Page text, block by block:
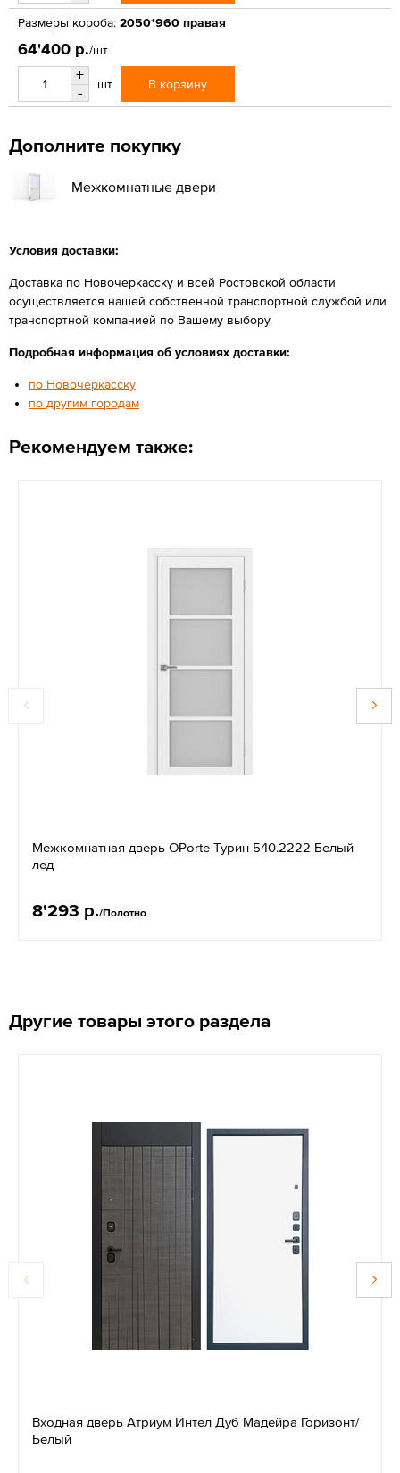
Размеры короба: 2050*960 правая
64'400 р./шт
+
-
шт В корзину
Дополните покупку
Межкомнатные двери
Условия доставки:
Доставка по Новочеркасску и всей Ростовской области
осуществляется нашей собственной транспортной службой или
транспортной компанией по Вашему выбору.
Подробная информация об условиях доставки:
по Новочеркасску
по другим городам
Рекомендуем также:
Межкомнатная дверь OPorte Турин 540.2222 Белый
лед
8'293 р./Полотно
Другие товары этого раздела
Входная дверь Атриум Интел Дуб Мадейра Горизонт/
Белый